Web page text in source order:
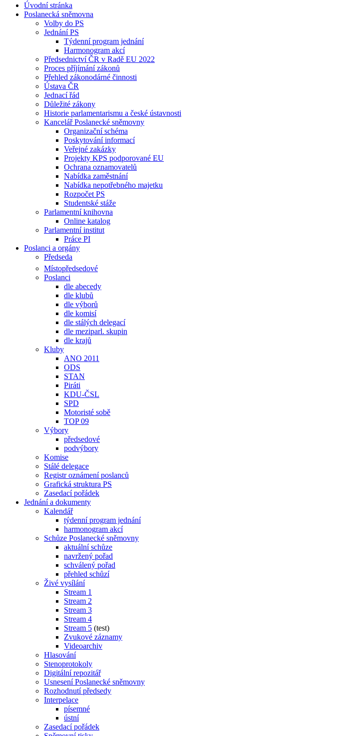
Úvodní stránka
Poslanecká sněmovna
Volby do PS
Jednání PS
Týdenní program jednání
Harmonogram akcí
Předsednictví ČR v Radě EU 2022
Proces příjímání zákonů
Přehled zákonodárné činnosti
Ústava ČR
Jednací řád
Důležité zákony
Historie parlamentarismu a české ústavnosti
Kancelář Poslanecké sněmovny
Organizační schéma
Poskytování informací
Veřejné zakázky
Projekty KPS podporované EU
Ochrana oznamovatelů
Nabídka zaměstnání
Nabídka nepotřebného majetku
Rozpočet PS
Studentské stáže
Parlamentní knihovna
Online katalog
Parlamentní institut
Práce PI
Poslanci a orgány
Předseda
Místopředsedové
Poslanci
dle abecedy
dle klubů
dle výborů
dle komisí
dle stálých delegací
dle meziparl. skupin
dle krajů
Kluby
ANO 2011
ODS
STAN
Piráti
KDU-ČSL
SPD
Motoristé sobě
TOP 09
Výbory
předsedové
podvýbory
Komise
Stálé delegace
Registr oznámení poslanců
Grafická struktura PS
Zasedací pořádek
Jednání a dokumenty
Kalendář
týdenní program jednání
harmonogram akcí
Schůze Poslanecké sněmovny
aktuální schůze
navržený pořad
schválený pořad
přehled schůzí
Živé vysílání
Stream 1
Stream 2
Stream 3
Stream 4
Stream 5 (test)
Zvukové záznamy
Videoarchiv
Hlasování
Stenoprotokoly
Digitální repozitář
Usnesení Poslanecké sněmovny
Rozhodnutí předsedy
Interpelace
písemné
ústní
Zasedací pořádek